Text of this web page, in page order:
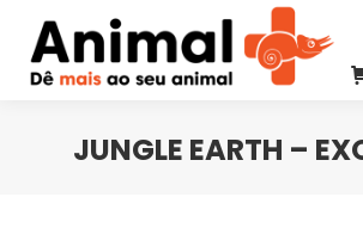
JUNGLE EARTH –